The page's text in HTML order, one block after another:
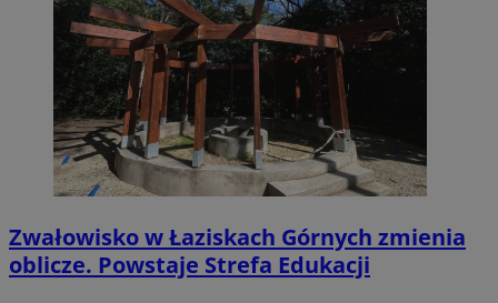
Zwałowisko w Łaziskach Górnych zmienia
oblicze. Powstaje Strefa Edukacji